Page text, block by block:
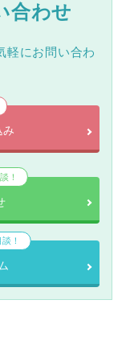
合わせ
軽にお問い合わ
み
！
！